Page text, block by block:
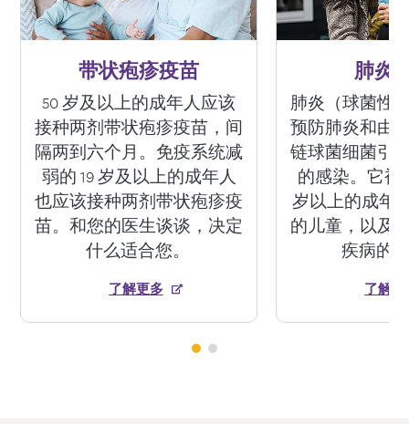
健康和恢复计划 (HARP) 或 儿童医保计
划 (CHPlus) 的诊所就诊始终免费，联邦
医疗保险（Medicare，即红蓝卡）的承
保范围则因计划而异。联邦医疗保险
（Medicare，即红蓝卡）会员应联系其
B 部分承保机构，以获得 RSV 疫苗承
保。
带状疱疹疫苗
50 岁及以上的成年人应该
接种两剂带状疱疹疫苗，间
隔两到六个月。免疫系统减
弱的 19 岁及以上的成年人
也应该接种两剂带状疱疹疫
苗。和您的医生谈谈，决定
什么适合您。
了解更多
肺炎
肺炎（球菌性
预防肺炎和由
链球菌细菌引
的感染。它被
岁以上的成年
的儿童，以及
疾病的
了解更